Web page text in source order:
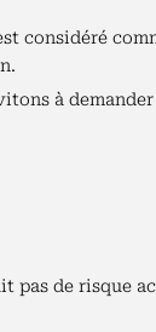
considéré
à
pas de risque